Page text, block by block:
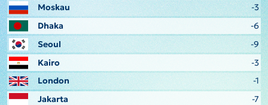
Moskau
-3
Dhaka
-6
Seoul
-9
Kairo
-3
London
-1
Jakarta
-7